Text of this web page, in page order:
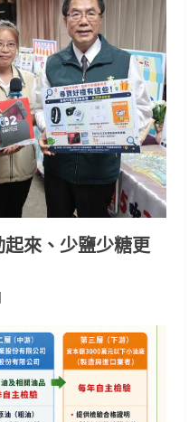
來、少鹽少糖更